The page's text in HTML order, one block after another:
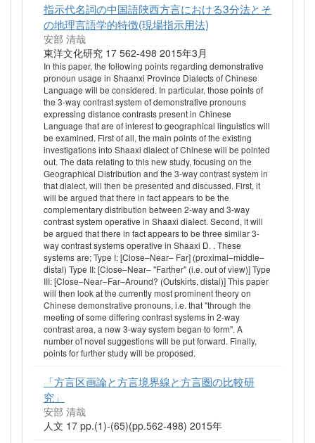
指示代名詞の中国語陜西方言における3分法とそ
の地理言語学的特徴(現場指示用法)
安部 清哉
東洋文化研究 17 562-498 2015年3月
In this paper, the following points regarding demonstrative
pronoun usage in Shaanxi Province Dialects of Chinese
Language will be considered. In particular, those points of
the 3-way contrast system of demonstrative pronouns
expressing distance contrasts present in Chinese
Language that are of interest to geographical linguistics will
be examined. First of all, the main points of the existing
investigations into Shaaxi dialect of Chinese will be pointed
out. The data relating to this new study, focusing on the
Geographical Distribution and the 3-way contrast system in
that dialect, will then be presented and discussed. First, it
will be argued that there in fact appears to be the
complementary distribution between 2-way and 3-way
contrast system operative in Shaaxi dialect. Second, it will
be argued that there in fact appears to be three similar 3-
way contrast systems operative in Shaaxi D. . These
systems are; Type I: [Close–Near– Far] (proximal–middle–
distal) Type II: [Close–Near– "Farther" (i.e. out of view)] Type
III: [Close–Near–Far–Around? (Outskirts, distal)] This paper
will then look at the currently most prominent theory on
Chinese demonstrative pronouns, i.e. that "through the
meeting of some differing contrast systems in 2-way
contrast area, a new 3-way system began to form". A
number of novel suggestions will be put forward. Finally,
points for further study will be proposed.
「方言区画論と方言境界線と方言圏の比較研
究」
安部 清哉
人文 17 pp.(1)-(65)(pp.562-498) 2015年